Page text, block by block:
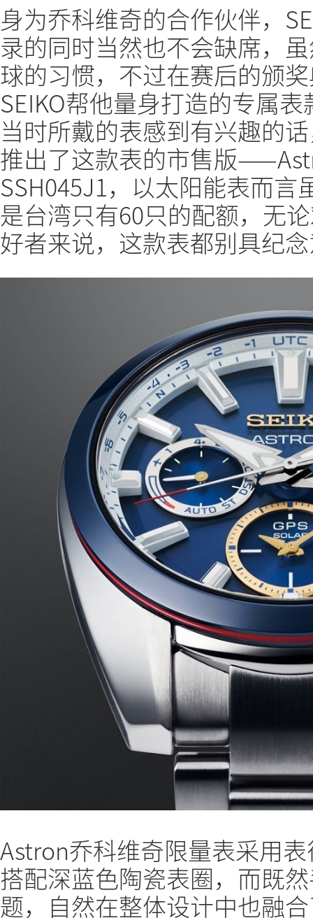
身为乔科维奇的合作伙伴，
录的同时当然也不会缺席，
球的习惯，不过在赛后的颁
SEIKO帮他量身打造的专属
当时所戴的表感到有兴趣的
推出了这款表的市售版
SSH045J1，以太阳能表而
是台湾只有60只的配额，无
好者来说，这款表都别具纪
Astron乔科维奇限量表采用
搭配深蓝色陶瓷表圈，而既
题，自然在整体设计中也融